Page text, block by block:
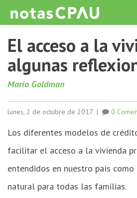
El acceso a la
algunas
Mario Goldman
lunes, 2 de octubre de 2017 | 0
Los diferentes modelos de
facilitar el acceso a la vivienda
entendidos en nuestro país como
natural para todas las familias.